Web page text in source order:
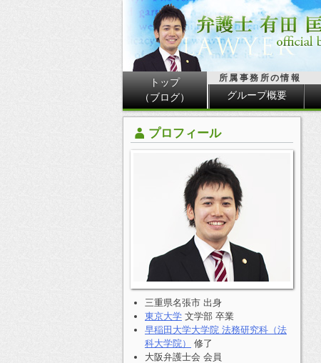
トップ
（ブログ）
所属事務所の情報
グループ概要
プロフィール
三重県名張市 出身
東京大学 文学部 卒業
早稲田大学大学院 法務研究科（法
科大学院）
修了
大阪弁護士会 会員